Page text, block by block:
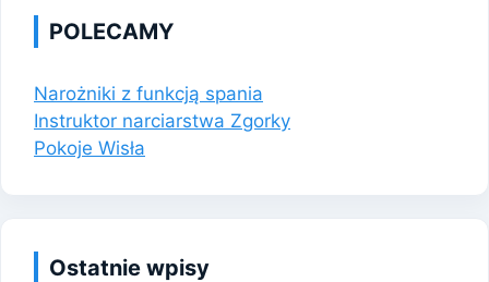
POLECAMY
Narożniki z funkcją spania
Instruktor narciarstwa Zgorky
Pokoje Wisła
Ostatnie wpisy